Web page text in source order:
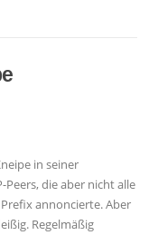
in seiner
die aber nicht alle
annoncierte. Aber
Regelmäßig